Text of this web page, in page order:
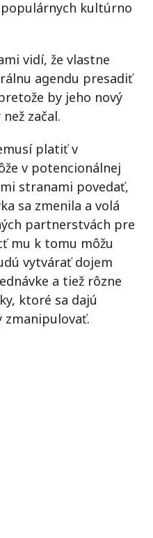
kultúrno
vidí, že vlastne
agendu presadiť
by jeho nový
začal.
platiť v
v potencionálnej
stranami povedať,
sa zmenila a volá
partnerstvách pre
mu k tomu môžu
vytvárať dojem
a tiež rôzne
ktoré sa dajú